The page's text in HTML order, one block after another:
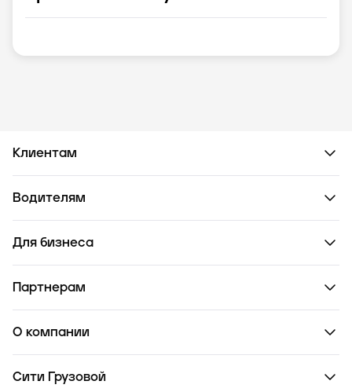
Клиентам
Водителям
Для бизнеса
Партнерам
О компании
Сити Грузовой